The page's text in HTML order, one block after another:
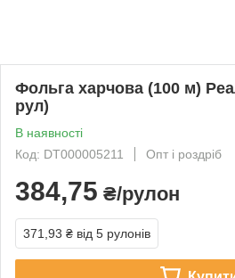
Фольга харчова (100 м)
рул)
В наявності
Код: DT000005211
Опт і роздріб
384,75 ₴/рулон
371,93 ₴ від 5 рулонів